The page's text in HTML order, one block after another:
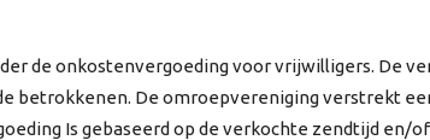
de onkostenvergoeding voor vrijwilligers. De
betrokkenen. De omroepvereniging verstrekt
Is gebaseerd op de verkochte zendtijd en/